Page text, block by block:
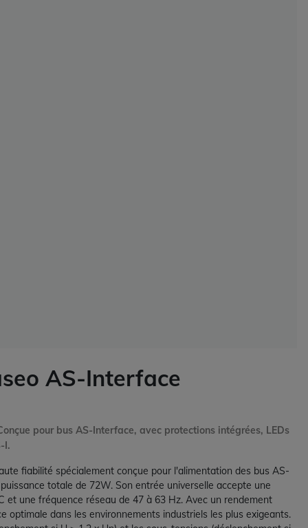
AS-Interface
pour bus AS-Interface, avec protections intégrées, LEDs
I.
fiabilité spécialement conçue pour l'alimentation des bus AS-
totale de 72W. Son entrée universelle accepte une
et une fréquence réseau de 47 à 63 Hz. Avec un rendement
optimale dans les environnements industriels les plus exigeants.